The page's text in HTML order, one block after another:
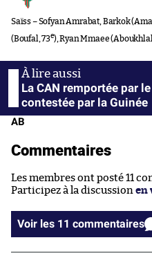
Saïss – Sofyan Amrabat, Barkok
(Boufal, 73e), Ryan Mmaee
La CAN remportée par
contestée par la Guinée
AB
Commentaires
Les membres ont posté 11
Participez à la discussion en
Voir les 11 commentaires